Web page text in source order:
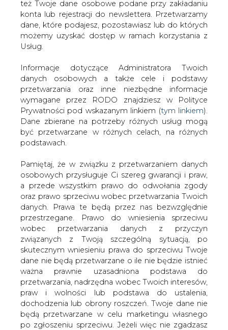
też Twoje dane osobowe podane przy zakładaniu
konta lub rejestracji do newslettera. Przetwarzamy
dane, które podajesz, pozostawiasz lub do których
możemy uzyskać dostęp w ramach korzystania z
Usług.
Informacje dotyczące Administratora Twoich
danych osobowych a także cele i podstawy
przetwarzania oraz inne niezbędne informacje
wymagane przez RODO znajdziesz w Polityce
Prywatności pod wskazanym linkiem (tym linkiem).
Dane zbierane na potrzeby różnych usług mogą
być przetwarzane w różnych celach, na różnych
podstawach.
Pamiętaj, że w związku z przetwarzaniem danych
osobowych przysługuje Ci szereg gwarancji i praw,
a przede wszystkim prawo do odwołania zgody
oraz prawo sprzeciwu wobec przetwarzania Twoich
danych. Prawa te będą przez nas bezwzględnie
przestrzegane. Prawo do wniesienia sprzeciwu
wobec przetwarzania danych z przyczyn
związanych z Twoją szczególną sytuacją, po
skutecznym wniesieniu prawa do sprzeciwu Twoje
dane nie będą przetwarzane o ile nie będzie istnieć
ważna prawnie uzasadniona podstawa do
przetwarzania, nadrzędna wobec Twoich interesów,
praw i wolności lub podstawa do ustalenia,
dochodzenia lub obrony roszczeń. Twoje dane nie
będą przetwarzane w celu marketingu własnego
po zgłoszeniu sprzeciwu. Jeżeli więc nie zgadzasz
Strona główna ZIELONA GOSPODARKA /
Budowa
największej farmy wiatrowej w Szwecji
2007-02-27 00:00
skomentuj
udostępnij:
Budowa największej farmy
wiatrowej w Szwecji
W Lillgrund w Cieśninie Sund, Vattenfall
zakończył budowę fundamentów pod
największą farmę wiatrową w Szwecji.
Szacuje się, że budowa farmy zostanie
ukończona pod koniec 2007 roku.
W ostatni wtorek na dnie morskim w Lillgrund spoczął
ostatni z 48 bloków fundamentowych. Na miejscu jest
też kolejny blok fundamentowy pod platformę
transformatorową, która będzie stanowić łącznik
pomiędzy farmą a siecią elektroenergetyczną.